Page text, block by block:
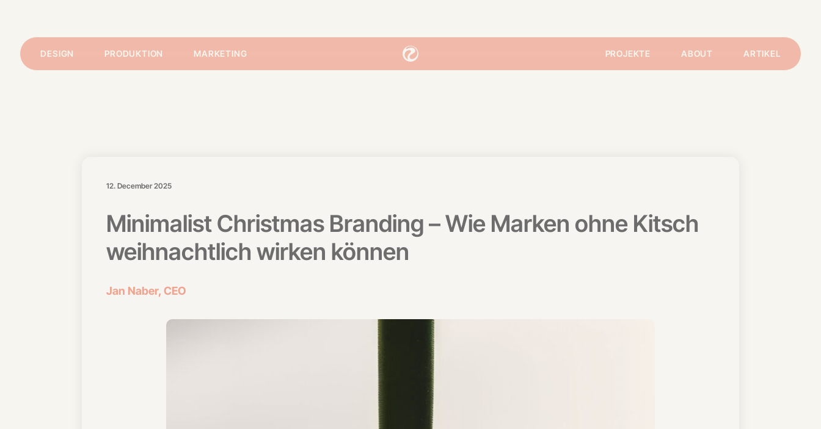
DESIGN PRODUKTION MARKETING PROJEKTE ABOUT ARTIKEL
12. December 2025
Minimalist Christmas Branding – Wie Marken ohne Kitsch
weihnachtlich wirken können
Jan Naber, CEO